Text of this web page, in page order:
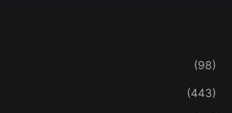
(98)
(443)